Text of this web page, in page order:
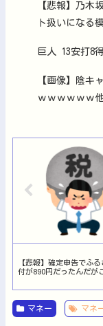
【悲報】乃木
ト扱いになる
巨人 13安打8
【画像】陰キ
ｗｗｗｗｗｗ
【悲報】確定申告でふ
付が890円だったんだが
マネー マネ